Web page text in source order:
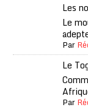
Les
Le
Par
Le
Par